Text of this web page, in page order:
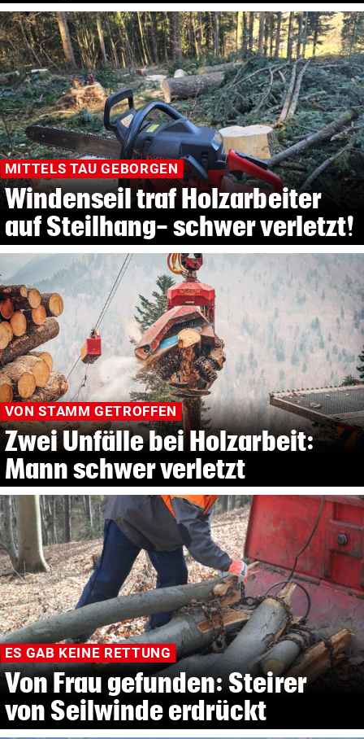
MITTELS TAU GEBORGEN
Windenseil traf Holzarbeiter
auf Steilhang- schwer verletzt!
VON STAMM GETROFFEN
Zwei Unfälle bei Holzarbeit:
Mann schwer verletzt
ES GAB KEINE RETTUNG
Von Frau gefunden: Steirer
von Seilwinde erdrückt